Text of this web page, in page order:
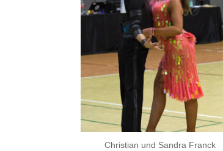
Christian und Sandra Franck